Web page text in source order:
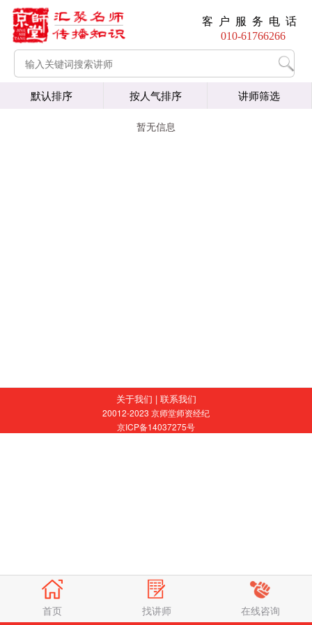
客户服务电话
010-61766266
默认排序 按人气排序 讲师筛选
暂无信息
关于我们 |联系我们
20012-2023 京师堂师资经纪
京ICP备14037275号
首页 找讲师 在线咨询